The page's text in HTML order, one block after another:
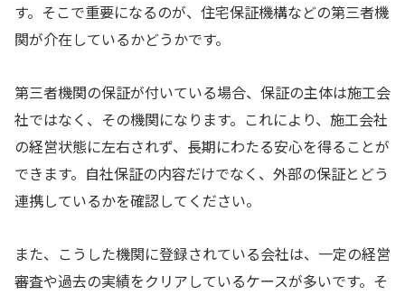
す。そこで重要になるのが、住宅保証機構などの第三者機
関が介在しているかどうかです。
第三者機関の保証が付いている場合、保証の主体は施工会
社ではなく、その機関になります。これにより、施工会社
の経営状態に左右されず、長期にわたる安心を得ることが
できます。自社保証の内容だけでなく、外部の保証とどう
連携しているかを確認してください。
また、こうした機関に登録されている会社は、一定の経営
審査や過去の実績をクリアしているケースが多いです。そ